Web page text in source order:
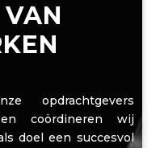
VAN
opdrachtgevers
coördineren wij
doel een succesvol